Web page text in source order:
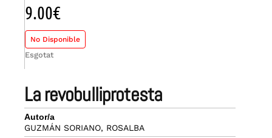
la revobulliprotesta
Autor/a
GUZMÁN SORIANO, ROSALBA
9.00€
No Disponible
Esgotat